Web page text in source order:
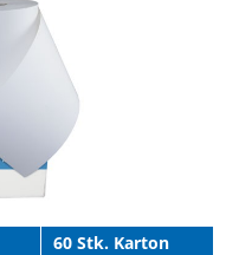
60 Stk. Karton